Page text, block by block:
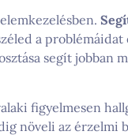
a problémáidat
segít jobban
figyelmesen
növeli az érzelmi